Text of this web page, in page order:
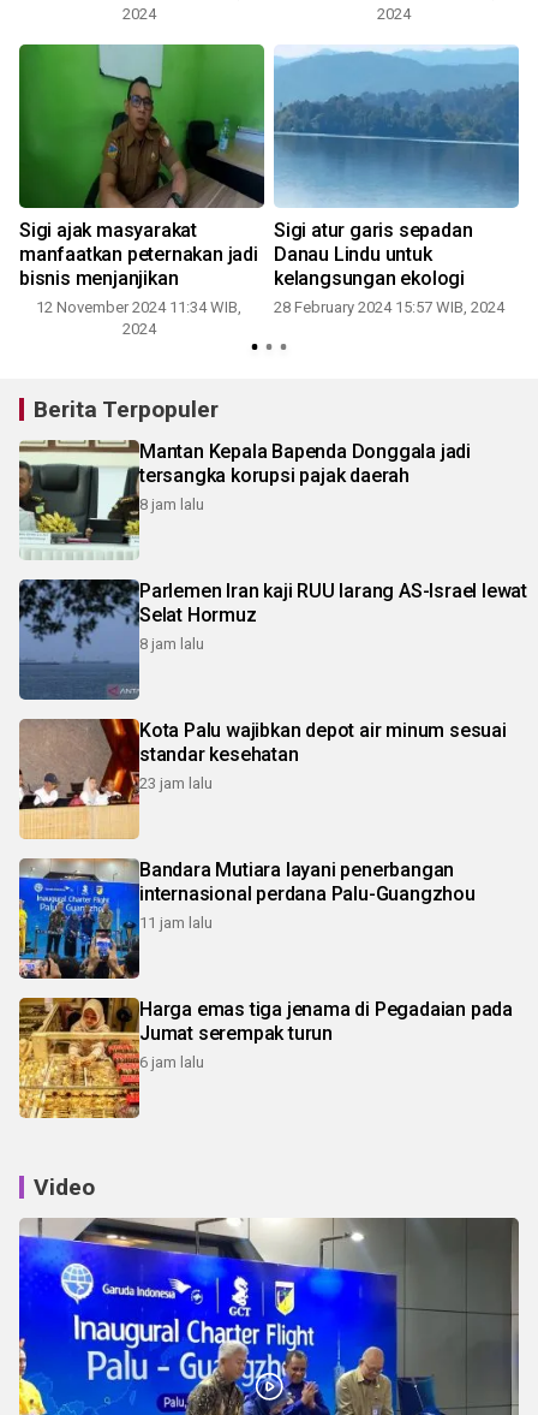
2024
2024
Sigi ajak masyarakat
manfaatkan peternakan jadi
bisnis menjanjikan
12 November 2024 11:34 WIB,
2024
Sigi atur garis sepadan
Danau Lindu untuk
kelangsungan ekologi
28 February 2024 15:57 WIB, 2024
Berita Terpopuler
Mantan Kepala Bapenda Donggala jadi
tersangka korupsi pajak daerah
8 jam lalu
Parlemen Iran kaji RUU larang AS-Israel lewat
Selat Hormuz
8 jam lalu
Kota Palu wajibkan depot air minum sesuai
standar kesehatan
23 jam lalu
Bandara Mutiara layani penerbangan
internasional perdana Palu-Guangzhou
11 jam lalu
Harga emas tiga jenama di Pegadaian pada
Jumat serempak turun
6 jam lalu
Video